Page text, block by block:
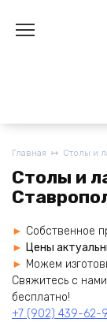
содержанию
Главная Столы и
Столы и
Собственное
Цены
Можем
Cвяжитесь с
бесплатно!
+7 (902) 439-62-